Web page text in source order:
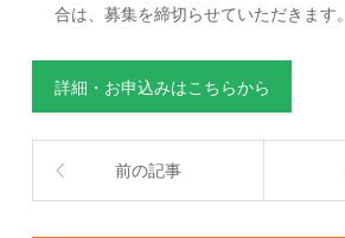
合は、募集を締切らせていただきます。
詳細・お申込みはこちらから
前の記事